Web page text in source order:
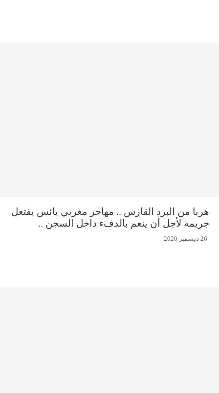
هربا من البرد القارس .. مهاجر مغربي يائس يفتعل
جريمة لأجل أن ينعم بالدفء داخل السجن ..
26 ديسمبر 2020